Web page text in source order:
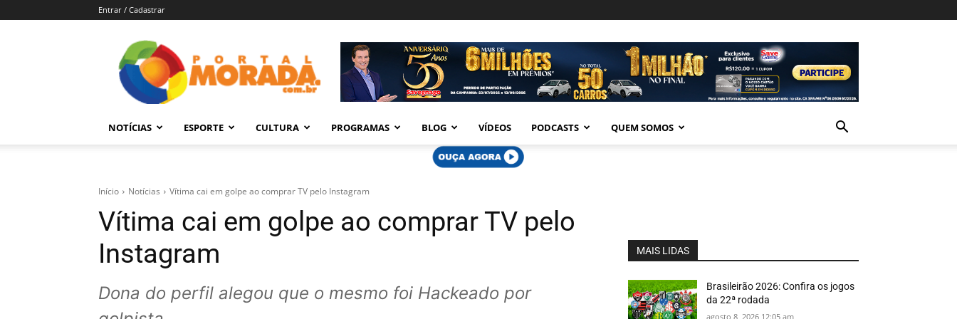
Entrar / Cadastrar
Morada
–
Araraquara
NOTÍCIAS ESPORTE CULTURA PROGRAMAS BLOG VÍDEOS PODCASTS QUEM SOMOS
Início Notícias Vítima cai em golpe ao comprar TV pelo Instagram
Vítima cai em golpe ao comprar TV pelo
Instagram
Dona do perfil alegou que o mesmo foi Hackeado por
MAIS LIDAS
Brasileirão 2026: Confira os jogos
da 22ª rodada
agosto 8, 2026 12:05 am